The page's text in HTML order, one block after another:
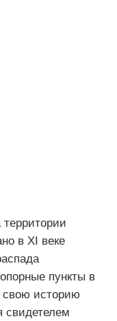
в XI веке
пункты в
свою историю
свидетелем